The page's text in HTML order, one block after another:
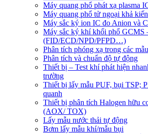
Máy quang phổ phát xạ plasma
Máy quang phổ tử ngoại khả
Máy sắc ký ion IC đo Anion và
Máy sắc ký khí khối phổ GCMS
(FID/ECD/NPD/PFPD…)
Phân tích phóng xạ trong các
Phân tích và chuẩn độ tự động
Thiết bị – Test khí phát hiện
trường
Thiết bị lấy mẫu PUF, bụi TSP;
quanh
Thiết bị phân tích Halogen hữu
(AOX/ TOX)
Lấy mẫu nước thải tự động
Bơm lấy mẫu khí/mẫu bụi